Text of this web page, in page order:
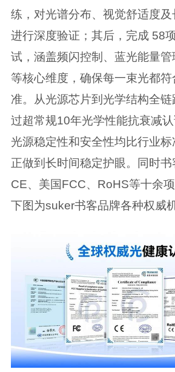
练，对光谱分布、视觉舒适度
进行深度验证；其后，完成 58
试，涵盖频闪控制、蓝光能量
等核心维度，确保每一束光都
准。从光源芯片到光学结构全
过超常规10年光学性能抗衰减认
光源稳定性和安全性均比行业
正做到长时间稳定护眼。同时
CE、美国FCC、RoHS等十余
下图为suker书客品牌各种权威